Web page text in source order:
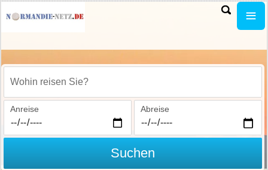
Wohin reisen Sie?
Anreise Abreise
Suchen